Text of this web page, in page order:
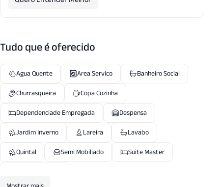
Tudo que é oferecido
Agua Quente Area Servico
Banheiro Social
Churrasqueira
Copa Cozinha
Dependenciade Empregada
Despensa
Jardim Inverno
Lareira
Lavabo
Quintal
Semi Mobiliado
Suite Master